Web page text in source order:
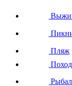
Пляж